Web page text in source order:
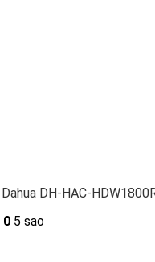
DH-HAC-
0 5 sao